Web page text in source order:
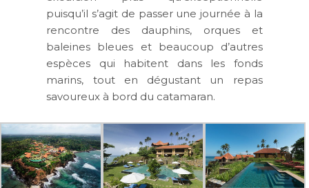
puisqu’il s’agit de passer une journée à la
rencontre des dauphins, orques et
baleines bleues et beaucoup d’autres
espèces qui habitent dans les fonds
marins, tout en dégustant un repas
savoureux à bord du catamaran.